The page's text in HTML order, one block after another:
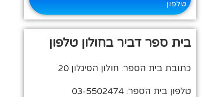
טלפון
בית ספר דביר בחולון טלפון
כתובת בית הספר: חולון הסיגלון 20
טלפון בית הספר: 03-5502474